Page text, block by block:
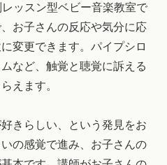
ッスン型ベビー音楽教室で
お子さんの反応や気分に応
変更できます。パイプシロ
など、触覚と聴覚に訴える
えます。
きらしい、という発見をお
の感覚で進み、お子さんの